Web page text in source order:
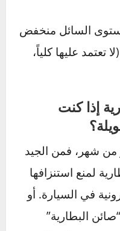
سيارة فارغة
أو باستخدام
البطارية
لا تحتفظ بالشحن
أو الحمراء على